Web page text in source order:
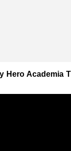
Hero Academia